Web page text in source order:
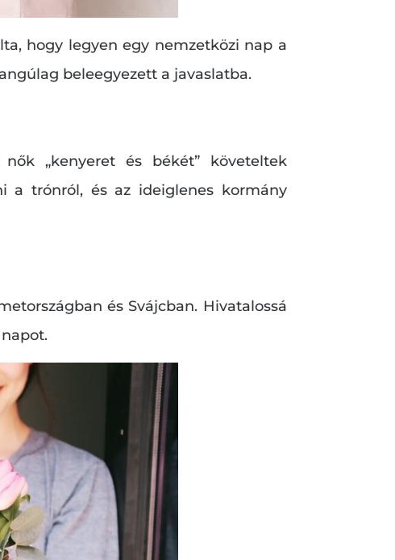
hogy legyen egy nemzetközi nap a
beleegyezett a javaslatba.
„kenyeret és békét” követeltek
a trónról, és az ideiglenes kormány
és Svájcban. Hivatalossá